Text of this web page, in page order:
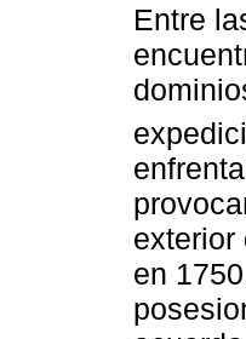
Entre
exterior
en